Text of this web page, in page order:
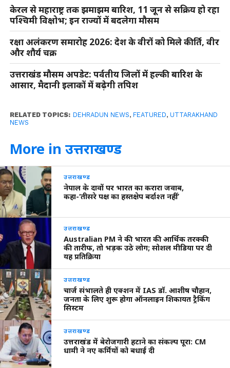
केरल से महाराष्ट्र तक झमाझम बारिश, 11 जून से सक्रिय हो रहा
पश्चिमी विक्षोभ; इन राज्यों में बदलेगा मौसम
रक्षा अलंकरण समारोह 2026: देश के वीरों को मिले कीर्ति, वीर
और शौर्य चक्र
उत्तराखंड मौसम अपडेट: पर्वतीय जिलों में हल्की बारिश के
आसार, मैदानी इलाकों में बढ़ेगी तपिश
RELATED TOPICS: DEHRADUN NEWS, FEATURED, UTTARAKHAND
NEWS
More in उत्तराखण्ड
उत्तराखण्ड
नेपाल के दावों पर भारत का करारा जवाब,
कहा-‘तीसरे पक्ष का हस्तक्षेप बर्दाश्त नहीं’
उत्तराखण्ड
Australian PM ने की भारत की आर्थिक तरक्की
की तारीफ, तो भड़क उठे लोग; सोशल मीडिया पर दी
यह प्रतिक्रिया
उत्तराखण्ड
चार्ज संभालते ही एक्शन में IAS डॉ. आशीष चौहान,
जनता के लिए शुरू होगा ऑनलाइन शिकायत ट्रैकिंग
सिस्टम
उत्तराखण्ड
उत्तराखंड में बेरोजगारी हटाने का संकल्प पूरा: CM
धामी ने नए कर्मियों को बधाई दी